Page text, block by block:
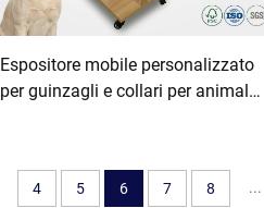
Espositore mobile personalizzato
per guinzagli e collari per animali
specializzate per animali, negozi
artigianali per animali da
4 5 6 7 8 ...